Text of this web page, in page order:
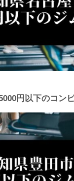
円以下のコン